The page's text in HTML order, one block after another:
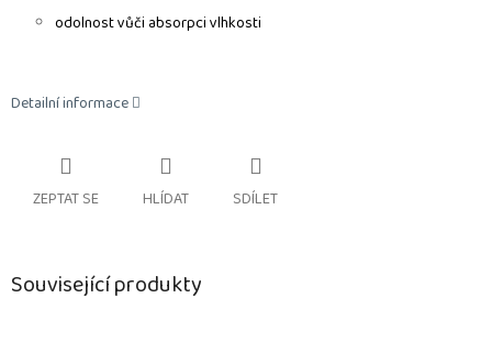
odolnost vůči absorpci vlhkosti
Detailní informace
ZEPTAT SE HLÍDAT SDÍLET
Související produkty